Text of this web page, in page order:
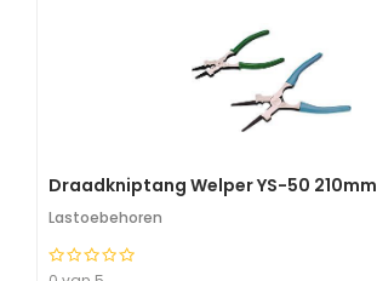
Draadkniptang Welper YS-50 210mm
Lastoebehoren